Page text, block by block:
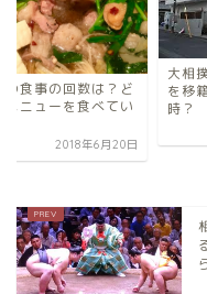
撲の力士が相撲部屋
籍するのはどんな
大相
１本
ンキ